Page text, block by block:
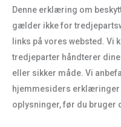
Denne erklæring om
gælder ikke for
links på vores websted. Vi
tredjeparter håndterer
eller sikker måde. Vi
hjemmesiders erklæringer
oplysninger, før du bruger